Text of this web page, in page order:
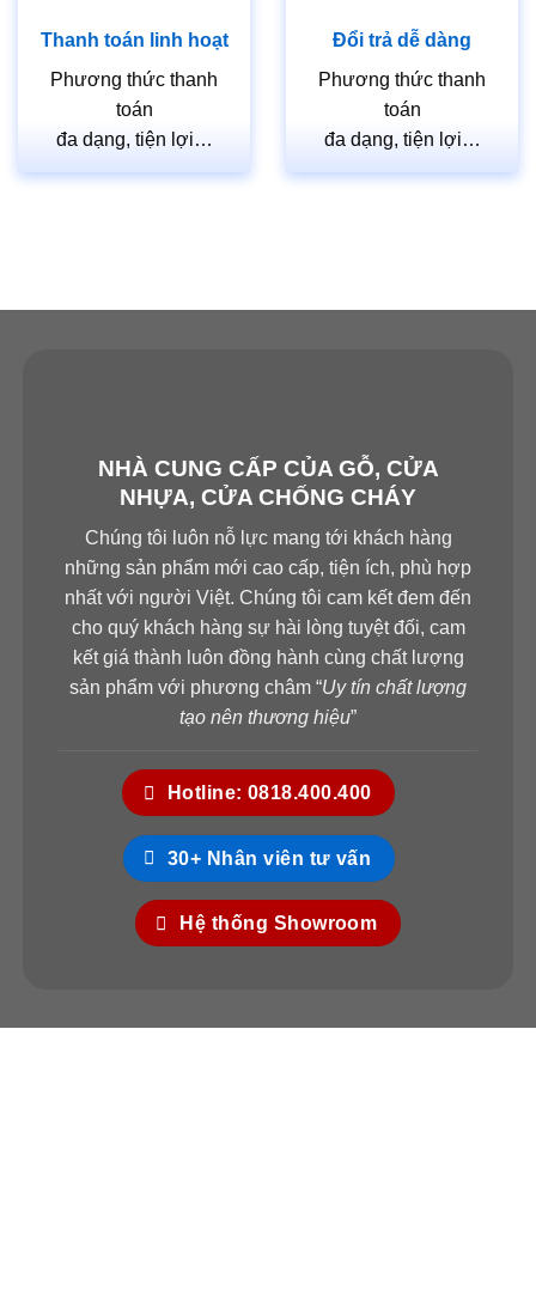
Thanh toán linh hoạt
Phương thức thanh
toán
đa dạng, tiện lợi…
Đổi trả dễ dàng
Phương thức thanh
toán
đa dạng, tiện lợi…
NHÀ CUNG CẤP CỦA GỖ, CỬA
NHỰA, CỬA CHỐNG CHÁY
Chúng tôi luôn nỗ lực mang tới khách hàng
những sản phẩm mới cao cấp, tiện ích, phù hợp
nhất với người Việt. Chúng tôi cam kết đem đến
cho quý khách hàng sự hài lòng tuyệt đối, cam
kết giá thành luôn đồng hành cùng chất lượng
sản phẩm với phương châm “Uy tín chất lượng
tạo nên thương hiệu”
Hotline: 0818.400.400
30+ Nhân viên tư vấn
Hệ thống Showroom